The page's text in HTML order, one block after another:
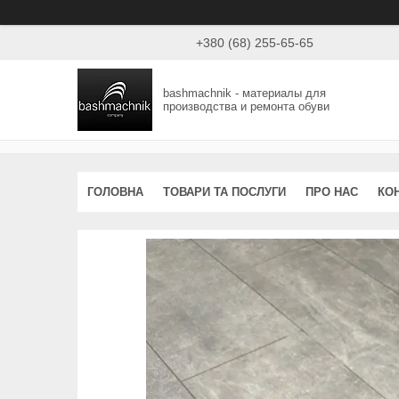
+380 (68) 255-65-65
bashmachnik - материалы для
производства и ремонта обуви
ГОЛОВНА ТОВАРИ ТА ПОСЛУГИ ПРО НАС